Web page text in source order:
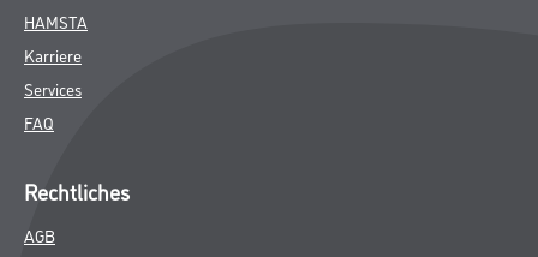
HAMSTA
Karriere
Services
FAQ
Rechtliches
AGB